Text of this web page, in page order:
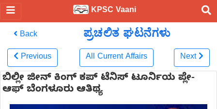
KPSC Vaani
Back ಪ್ರಚಲಿತ ಘಟನೆಗಳು
Previous All Current Affairs Next
ಬಿಲ್ಲೀ ಜೀನ್ ಕಿಂಗ್ ಕಪ್ ಟೆನಿಸ್ ಟೂರ್ನಿಯ ಪ್ಲೇ-
ಆಫ್ ಬೆಂಗಳೂರು ಆತಿಥ್ಯ